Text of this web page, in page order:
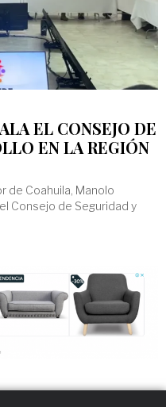
EL CONSEJO DE
EN LA REGIÓN
de Coahuila, Manolo
Consejo de Seguridad y